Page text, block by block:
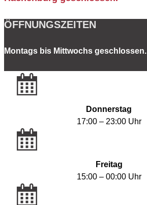
ÖFFNUNGSZEITEN
Montags bis Mittwochs geschlossen.
Donnerstag
17:00 – 23:00 Uhr
Freitag
15:00 – 00:00 Uhr